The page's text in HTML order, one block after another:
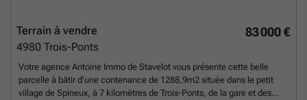
83 000 €
Terrain à vendre
4980 Trois-Ponts
Votre agence Antoine Immo de Stavelot vous présente cette belle
parcelle à bâtir d'une contenance de 1288,9m2 située dans le petit
village de Spineux, à 7 kilomètres de Trois-Ponts, de la gare et des